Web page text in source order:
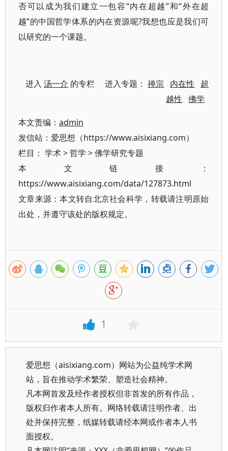
否可以成为我们建立一包容“内在超越”和“外在超
越”的中国哲学体系的内在资源呢?我想也应是我们可
以研究的一个课题。
进入汤一介 的专栏 进入专题：禅宗 内在性
超
越性
佛学
本文责编： admin
发信站：爱思想（https://www.aisixiang.com）
栏目： 学术>哲学 >佛学研究专题
本文链接：
https://www.aisixiang.com/data/127873.html
文章来源：本文转自北京社会科学，转载请注明原始
出处，并遵守该处的版权规定。
1
爱思想（aisixiang.com）网站为公益纯学术网
站，旨在推动学术繁荣、塑造社会精神。
凡本网首发及经作者授权但非首发的所有作品，
版权归作者本人所有。网络转载请注明作者、出
处并保持完整，纸媒转载请经本网或作者本人书
面授权。